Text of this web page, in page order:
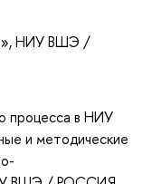
, НИУ ВШЭ /
процесса в НИУ
и методические